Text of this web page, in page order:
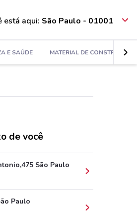
está aqui: São Paulo - 01001
E SAÚDE MATERIAL DE CONSTRUÇÃO
de você
São Paulo
Paulo